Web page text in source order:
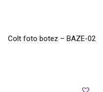
Colt foto botez – BAZE-02